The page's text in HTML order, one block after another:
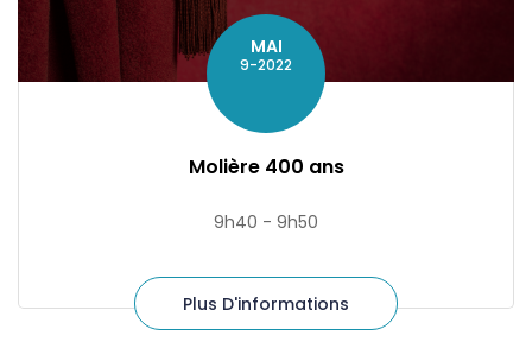
MAI
9-2022
Molière 400 ans
9h40 - 9h50
Plus D'informations